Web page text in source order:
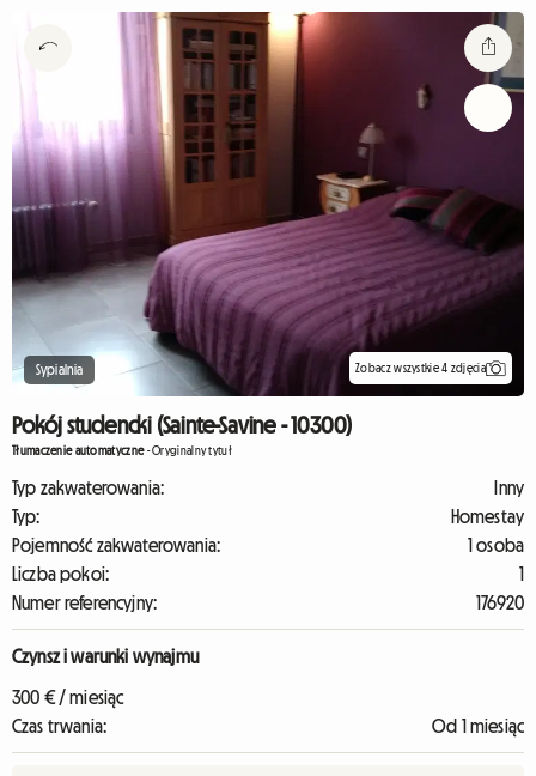
Sypialnia Zobacz wszystkie 4 zdjęcia
Pokój studencki (Sainte-Savine - 10300)
Tłumaczenie automatyczne-Oryginalny tytuł
Typ zakwaterowania:
Inny
Typ:
Homestay
Pojemność zakwaterowania:
1 osoba
Liczba pokoi:
1
Numer referencyjny:
176920
Czynsz i warunki wynajmu
300 € / miesiąc
Czas trwania:
Od 1 miesiąc